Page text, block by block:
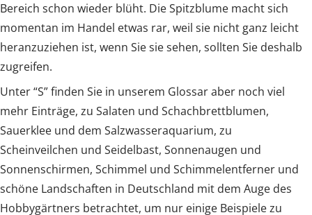
Bereich schon wieder blüht. Die Spitzblume macht sich
momentan im Handel etwas rar, weil sie nicht ganz leicht
heranzuziehen ist, wenn Sie sie sehen, sollten Sie deshalb
zugreifen.
Unter “S” finden Sie in unserem Glossar aber noch viel
mehr Einträge, zu Salaten und Schachbrettblumen,
Sauerklee und dem Salzwasseraquarium, zu
Scheinveilchen und Seidelbast, Sonnenaugen und
Sonnenschirmen, Schimmel und Schimmelentferner und
schöne Landschaften in Deutschland mit dem Auge des
Hobbygärtners betrachtet, um nur einige Beispiele zu